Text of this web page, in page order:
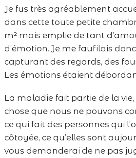
Je fus très agréablement
dans cette toute petite
m² mais emplie de tant
d’émotion. Je me faufilais
capturant des regards, des
Les émotions étaient
La maladie fait partie de la vie,
chose que nous ne pouvons
ce qui fait des personnes qui
côtoyée, ce qu’elles sont
vous demanderai de ne pas